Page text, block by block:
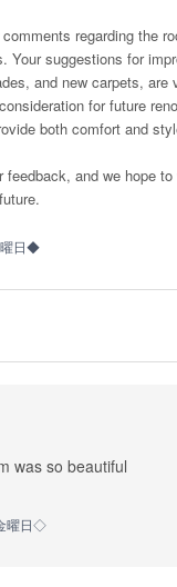
regarding the
Your suggestions for
and new carpets, are
for future
both comfort and
feedback, and we hope
日◆
was so beautiful
曜日◇